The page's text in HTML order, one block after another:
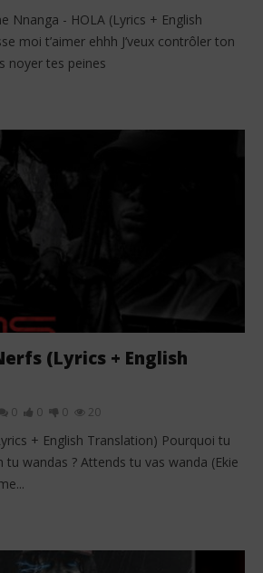
Nnanga - HOLA (Lyrics + English
moi t’aimer ehhh J’veux contrôler ton
noyer tes peines
(Lyrics + English
0 0 0 20
+ English Translation) ‎Pourquoi tu
wandas ? ‎Attends tu vas wanda (Ekie